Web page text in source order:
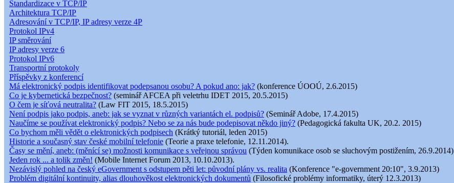
Standardizace v TCP/IP
Architektura TCP/IP
Adresování v TCP/IP, IP adresy verze 4P
Protokol IPv4
IP směrování
IP adresy verze 6
Protokol IPv6
Transportní protokoly
Příspěvky z konferencí
Má elektronický podpis identifikovat podepsanou osobu? A pokud ano: jak? (konference ÚOOÚ, 2.6.2015)
Co je kybernetická bezpečnost? (seminář AFCEA při veletrhu IDET 2015, 20.5.2015)
O čem je síťová neutralita? (Law FIT 2015, 18.5.2015)
Není podpis jako podpis, aneb: jak se vyznat v různých variantách el. podpisů? (Seminář Adobe, 17.4.2015)
Naučíme se používat elektronický podpis? Nebo se za nás bude podepisovat někdo jiný? (Pedagogická fakulta UK, 20.2. 2015)
Co bychom měli vědět o elektronických podpisech (Krátký tutoriál, leden 2015)
Historie a současný stav české mobilní telefonie (Teorie a praxe telefonie, 12.11.2014).
Časy se mění, aneb: (měnící se) možnosti komunikace s veřejnou správou (Týden komunikace osob se sluchovým postižením, 26.9.2014)
Jeden rok ... a tolik změn! (Mobile Internet Forum 2013, 10.10.2013).
Nezávislý pohled na český eGovernment s odstupem pěti let: původní plány vs. realita (Konference "e-government 20:10", 3.9.2013)
Problém digitální kontinuity, alias dlouhověkost elektronických dokumentů (Filosofické problémy informatiky, úterý 12.3.2013)